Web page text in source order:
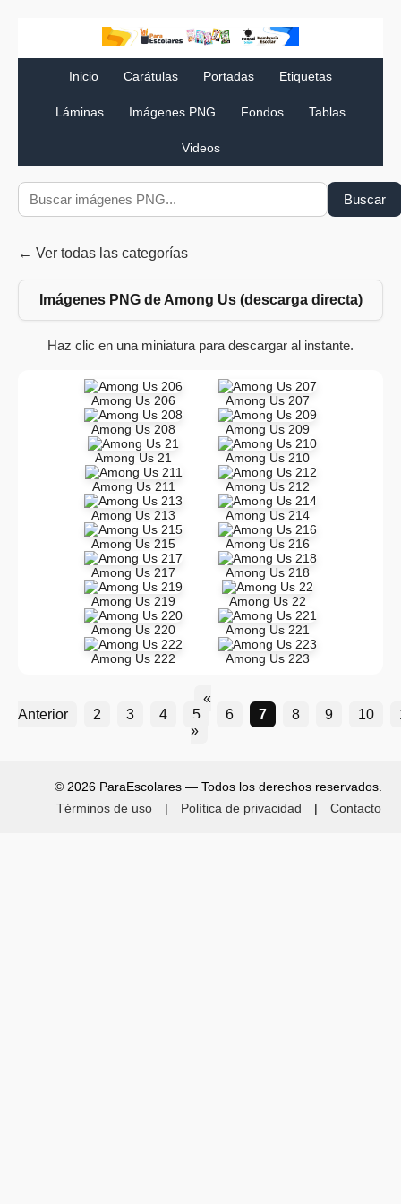
Inicio Carátulas Portadas Etiquetas
Láminas Imágenes PNG Fondos Tablas
Videos
Buscar
← Ver todas las categorías
Imágenes PNG de Among Us (descarga directa)
Haz clic en una miniatura para descargar al instante.
Among Us 206
Among Us 207
Among Us 208
Among Us 209
Among Us 21
Among Us 210
Among Us 211
Among Us 212
Among Us 213
Among Us 214
Among Us 215
Among Us 216
Among Us 217
Among Us 218
Among Us 219
Among Us 22
Among Us 220
Among Us 221
Among Us 222
Among Us 223
«
Anterior
2 3 4 5 6 7 8 9 10
»
© 2026 ParaEscolares — Todos los derechos reservados.
Términos de uso
| Política de privacidad | Contacto